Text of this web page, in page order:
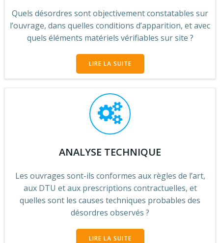
Quels désordres sont objectivement constatables sur
l’ouvrage, dans quelles conditions d’apparition, et avec
quels éléments matériels vérifiables sur site ?
LIRE LA SUITE
ANALYSE TECHNIQUE
Les ouvrages sont-ils conformes aux règles de l’art,
aux DTU et aux prescriptions contractuelles, et
quelles sont les causes techniques probables des
désordres observés ?
LIRE LA SUITE